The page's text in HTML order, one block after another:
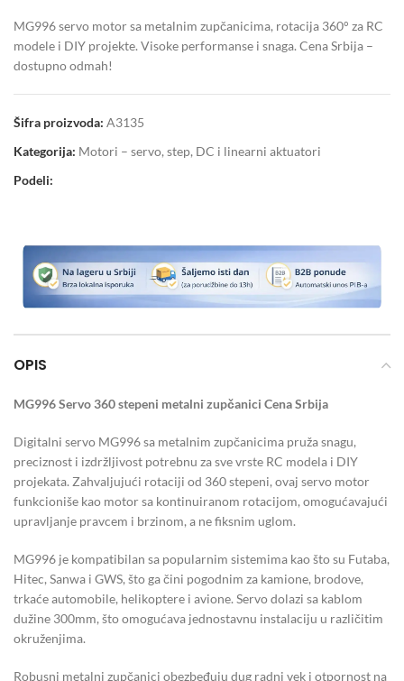
MG996 servo motor sa metalnim zupčanicima, rotacija 360° za RC
modele i DIY projekte. Visoke performanse i snaga. Cena Srbija –
dostupno odmah!
Šifra proizvoda: A3135
Kategorija: Motori – servo, step, DC i linearni aktuatori
Podeli:
OPIS
MG996 Servo 360 stepeni metalni zupčanici Cena Srbija
Digitalni servo MG996 sa metalnim zupčanicima pruža snagu,
preciznost i izdržljivost potrebnu za sve vrste RC modela i DIY
projekata. Zahvaljujući rotaciji od 360 stepeni, ovaj servo motor
funkcioniše kao motor sa kontinuiranom rotacijom, omogućavajući
upravljanje pravcem i brzinom, a ne fiksnim uglom.
MG996 je kompatibilan sa popularnim sistemima kao što su Futaba,
Hitec, Sanwa i GWS, što ga čini pogodnim za kamione, brodove,
trkaće automobile, helikoptere i avione. Servo dolazi sa kablom
dužine 300mm, što omogućava jednostavnu instalaciju u različitim
okruženjima.
Robusni metalni zupčanici obezbeđuju dug radni vek i otpornost na